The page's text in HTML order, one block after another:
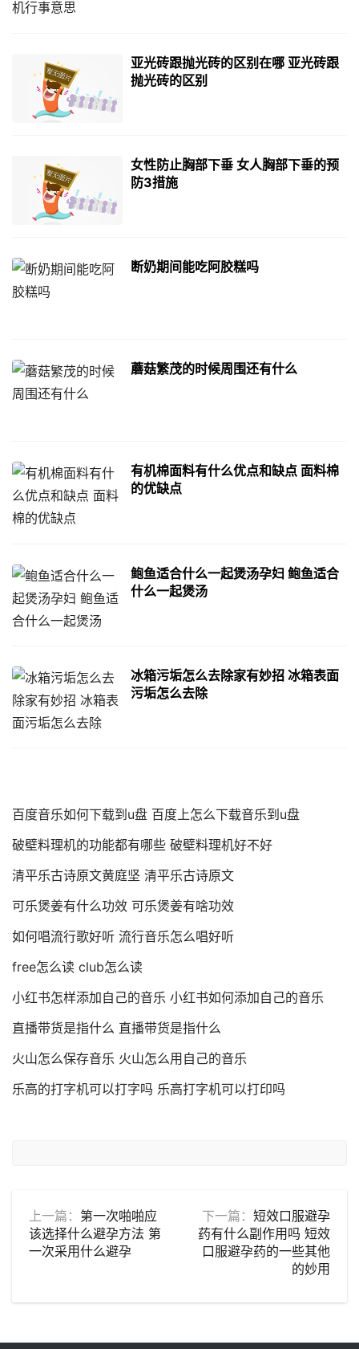
亚光砖跟抛光砖的区别在哪 亚光砖跟
抛光砖的区别
女性防止胸部下垂 女人胸部下垂的预
防3措施
断奶期间能吃阿胶糕吗
蘑菇繁茂的时候周围还有什么
有机棉面料有什么优点和缺点 面料棉
的优缺点
鲍鱼适合什么一起煲汤孕妇 鲍鱼适合
什么一起煲汤
冰箱污垢怎么去除家有妙招 冰箱表面
污垢怎么去除
百度音乐如何下载到u盘 百度上怎么下载音乐到u盘
破壁料理机的功能都有哪些 破壁料理机好不好
清平乐古诗原文黄庭坚 清平乐古诗原文
可乐煲姜有什么功效 可乐煲姜有啥功效
如何唱流行歌好听 流行音乐怎么唱好听
free怎么读 club怎么读
小红书怎样添加自己的音乐 小红书如何添加自己的音乐
直播带货是指什么 直播带货是指什么
火山怎么保存音乐 火山怎么用自己的音乐
乐高的打字机可以打字吗 乐高打字机可以打印吗
上一篇： 第一次啪啪应
该选择什么避孕方法 第
一次采用什么避孕
下一篇： 短效口服避孕
药有什么副作用吗 短效
口服避孕药的一些其他
的妙用